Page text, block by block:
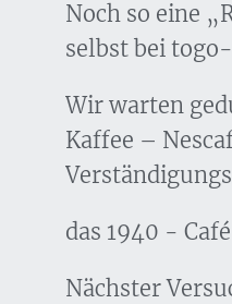
Noch so eine
selbst bei
Wir warten
Kaffee –
das 1940 -
Nächster